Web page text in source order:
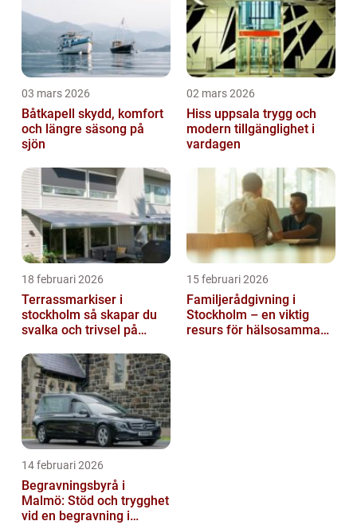
03 mars 2026
Båtkapell skydd, komfort
och längre säsong på
sjön
02 mars 2026
Hiss uppsala trygg och
modern tillgänglighet i
vardagen
18 februari 2026
Terrassmarkiser i
stockholm så skapar du
svalka och trivsel på
15 februari 2026
Familjerådgivning i
Stockholm – en viktig
resurs för hälsosamma
14 februari 2026
Begravningsbyrå i
Malmö: Stöd och trygghet
vid en begravning i